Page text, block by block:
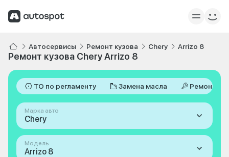
Автосервисы Ремонт кузова Chery Arrizo 8
Ремонт кузова Chery Arrizo 8
ТО по регламенту Замена масла Ремонт
Марка авто
Chery
Модель
Arrizo 8